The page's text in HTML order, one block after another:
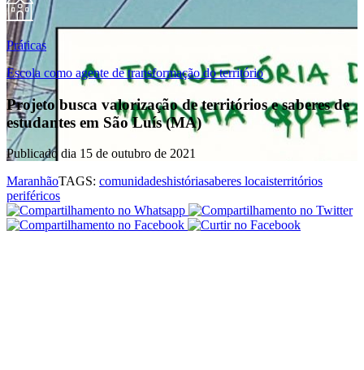
Práticas
Escola como agente de transformação do território
Projeto busca valorização de territórios e saberes de
estudantes em São Luís (MA)
Publicado dia 15 de outubro de 2021
MaranhãoTAGS: comunidadeshistóriasaberes locaisterritórios
periféricos